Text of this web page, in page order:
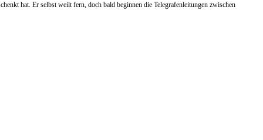
hat. Er selbst weilt fern, doch bald beginnen die Telegrafenleitungen zwischen